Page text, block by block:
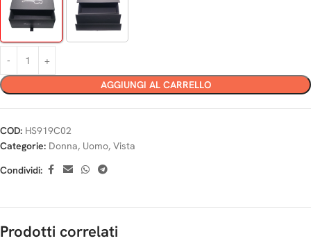
AGGIUNGI AL CARRELLO
COD: HS919C02
Categorie: Donna, Uomo, Vista
Condividi:
Prodotti correlati